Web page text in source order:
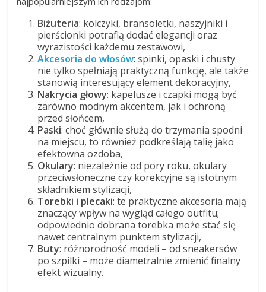
Biżuteria: kolczyki, bransoletki, naszyjniki i
pierścionki potrafią dodać elegancji oraz
wyrazistości każdemu zestawowi,
Akcesoria do włosów: spinki, opaski i chusty
nie tylko spełniają praktyczną funkcję, ale także
stanowią interesujący element dekoracyjny,
Nakrycia głowy: kapelusze i czapki mogą być
zarówno modnym akcentem, jak i ochroną
przed słońcem,
Paski: choć głównie służą do trzymania spodni
na miejscu, to również podkreślają talię jako
efektowna ozdoba,
Okulary: niezależnie od pory roku, okulary
przeciwsłoneczne czy korekcyjne są istotnym
składnikiem stylizacji,
Torebki i plecaki: te praktyczne akcesoria mają
znaczący wpływ na wygląd całego outfitu;
odpowiednio dobrana torebka może stać się
nawet centralnym punktem stylizacji,
Buty: różnorodność modeli – od sneakersów
po szpilki – może diametralnie zmienić finalny
efekt wizualny.